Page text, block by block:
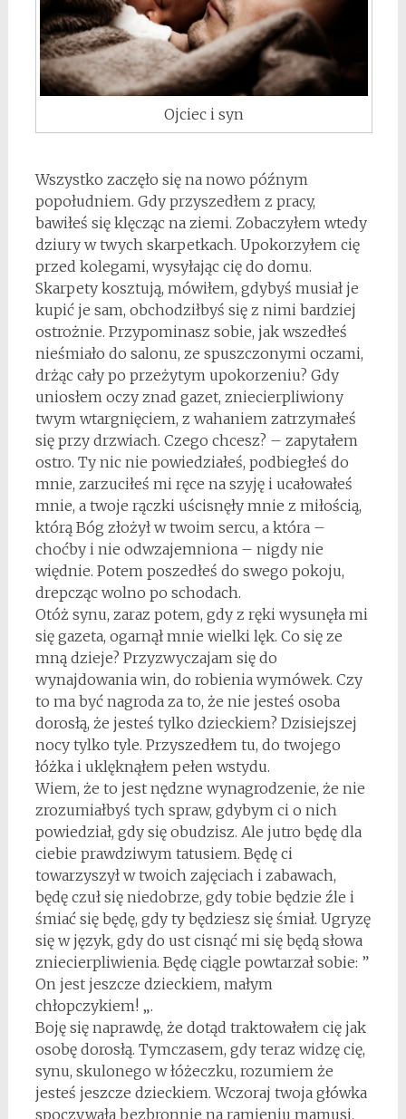
Ojciec i syn
Wszystko zaczęło się na nowo późnym
popołudniem. Gdy przyszedłem z pracy,
bawiłeś się klęcząc na ziemi. Zobaczyłem wtedy
dziury w twych skarpetkach. Upokorzyłem cię
przed kolegami, wysyłając cię do domu.
Skarpety kosztują, mówiłem, gdybyś musiał je
kupić je sam, obchodziłbyś się z nimi bardziej
ostrożnie. Przypominasz sobie, jak wszedłeś
nieśmiało do salonu, ze spuszczonymi oczami,
drżąc cały po przeżytym upokorzeniu? Gdy
uniosłem oczy znad gazet, zniecierpliwiony
twym wtargnięciem, z wahaniem zatrzymałeś
się przy drzwiach. Czego chcesz? – zapytałem
ostro. Ty nic nie powiedziałeś, podbiegłeś do
mnie, zarzuciłeś mi ręce na szyję i ucałowałeś
mnie, a twoje rączki uścisnęły mnie z miłością,
którą Bóg złożył w twoim sercu, a która –
choćby i nie odwzajemniona – nigdy nie
więdnie. Potem poszedłeś do swego pokoju,
drepcząc wolno po schodach.
Otóż synu, zaraz potem, gdy z ręki wysunęła mi
się gazeta, ogarnął mnie wielki lęk. Co się ze
mną dzieje? Przyzwyczajam się do
wynajdowania win, do robienia wymówek. Czy
to ma być nagroda za to, że nie jesteś osoba
dorosłą, że jesteś tylko dzieckiem? Dzisiejszej
nocy tylko tyle. Przyszedłem tu, do twojego
łóżka i uklęknąłem pełen wstydu.
Wiem, że to jest nędzne wynagrodzenie, że nie
zrozumiałbyś tych spraw, gdybym ci o nich
powiedział, gdy się obudzisz. Ale jutro będę dla
ciebie prawdziwym tatusiem. Będę ci
towarzyszył w twoich zajęciach i zabawach,
będę czuł się niedobrze, gdy tobie będzie źle i
śmiać się będę, gdy ty będziesz się śmiał. Ugryzę
się w język, gdy do ust cisnąć mi się będą słowa
zniecierpliwienia. Będę ciągle powtarzał sobie: ”
On jest jeszcze dzieckiem, małym
chłopczykiem! „.
Boję się naprawdę, że dotąd traktowałem cię jak
osobę dorosłą. Tymczasem, gdy teraz widzę cię,
synu, skulonego w łóżeczku, rozumiem że
jesteś jeszcze dzieckiem. Wczoraj twoja główka
spoczywała bezbronnie na ramieniu mamusi.